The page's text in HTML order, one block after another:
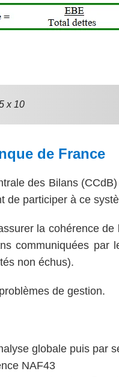
x 10
de France
des Bilans
de participer à ce
la cohérence de
communiquées par
non échus).
de gestion.
globale puis par
NAF43